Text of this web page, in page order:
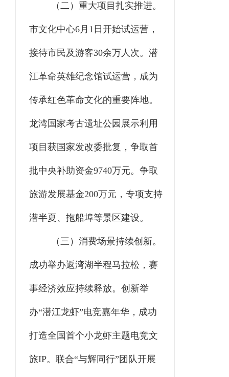
（二）重大项目扎实推进。
市文化中心6月1日开始试运营，
接待市民及游客30余万人次。潜
江革命英雄纪念馆试运营 ， 成为
传承红色革命文化的重要阵地。
龙湾国家考古遗址公园展示利用
项目获国家发改委批复，争取首
批中央补助资金9740万元。争取
旅游发展基金200万元， 专项支持
潜半夏、拖船埠等景区建设。
（三）消费场景持续创新。
成功举办返湾湖半程马拉松 ， 赛
事经济效应持续释放。创新举
办“潜江龙虾”电竞嘉年华， 成功
打造全国首个小龙虾主题电竞文
旅IP。 联合“与辉同行”团队开展